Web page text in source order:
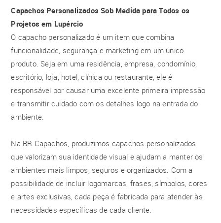
Capachos Personalizados Sob Medida para Todos os
Projetos em Lupércio
O capacho personalizado é um item que combina
funcionalidade, segurança e marketing em um único
produto. Seja em uma residência, empresa, condomínio,
escritório, loja, hotel, clínica ou restaurante, ele é
responsável por causar uma excelente primeira impressão
e transmitir cuidado com os detalhes logo na entrada do
ambiente.
Na BR Capachos, produzimos capachos personalizados
que valorizam sua identidade visual e ajudam a manter os
ambientes mais limpos, seguros e organizados. Com a
possibilidade de incluir logomarcas, frases, símbolos, cores
e artes exclusivas, cada peça é fabricada para atender às
necessidades específicas de cada cliente.